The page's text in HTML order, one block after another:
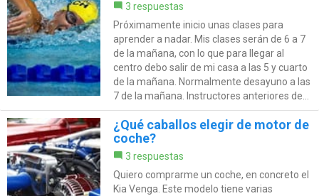
3 respuestas
Próximamente inicio unas clases para
aprender a nadar. Mis clases serán de 6 a 7
de la mañana, con lo que para llegar al
centro debo salir de mi casa a las 5 y cuarto
de la mañana. Normalmente desayuno a las
7 de la mañana. Instructores anteriores de...
¿Qué caballos elegir de motor de
coche?
3 respuestas
Quiero comprarme un coche, en concreto el
Kia Venga. Este modelo tiene varias